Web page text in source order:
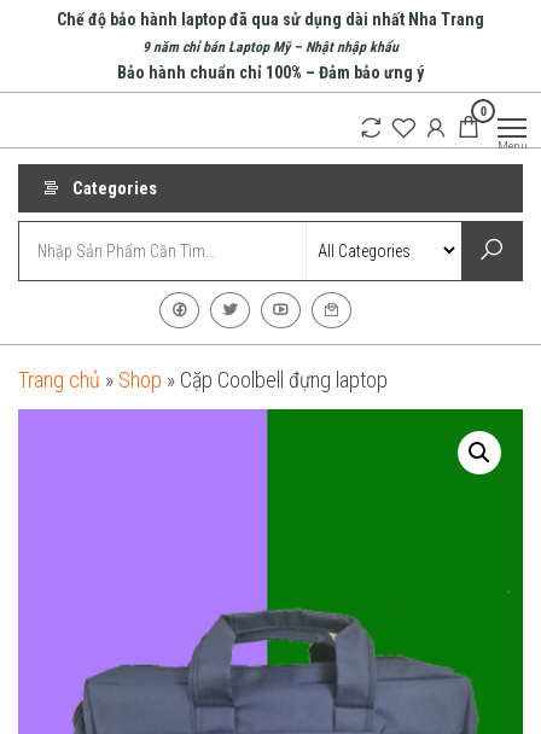
Chế độ bảo hành laptop đã qua sử dụng dài nhất Nha Trang
9 năm chỉ bán Laptop Mỹ – Nhật nhập khẩu
Bảo hành chuẩn chỉ 100% – Đảm bảo ưng ý
Computer
0
Menu
Categories
Trang chủ » Shop » Cặp Coolbell đựng laptop